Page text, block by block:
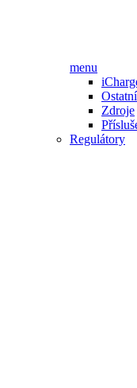
menu
Zdroje
Regulátory